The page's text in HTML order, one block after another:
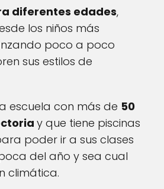
diferentes edades,
los niños más
poco a poco
sus estilos de
escuela con más de 50
y que tiene piscinas
poder ir a sus clases
del año y sea cual
climática.